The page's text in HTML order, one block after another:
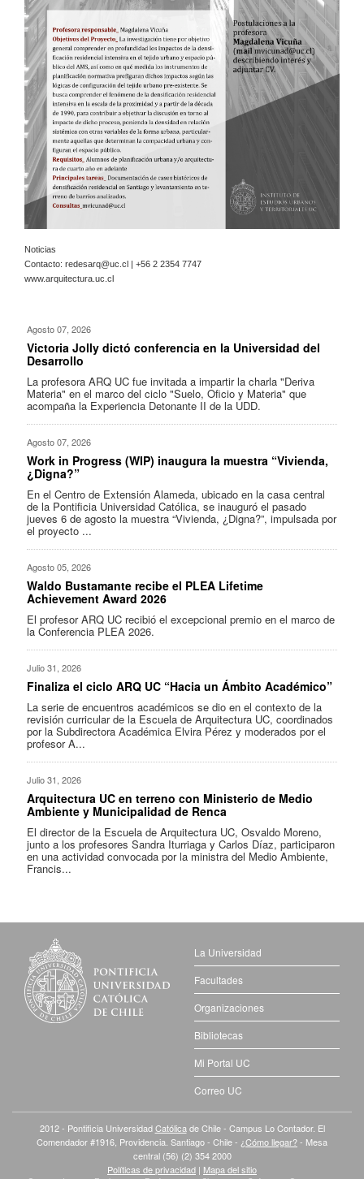
Noticias
Contacto: redesarq@uc.cl
| +56 2 2354 7747
www.arquitectura.uc.cl
Agosto 07, 2026
Victoria Jolly dictó conferencia en la Universidad del
Desarrollo
La profesora ARQ UC fue invitada a impartir la charla "Deriva
Materia" en el marco del ciclo "Suelo, Oficio y Materia" que
acompaña la Experiencia Detonante II de la UDD.
Agosto 07, 2026
Work in Progress (WIP) inaugura la muestra “Vivienda,
¿Digna?”
En el Centro de Extensión Alameda, ubicado en la casa central
de la Pontificia Universidad Católica, se inauguró el pasado
jueves 6 de agosto la muestra “Vivienda, ¿Digna?”, impulsada por
el proyecto ...
Agosto 05, 2026
Waldo Bustamante recibe el PLEA Lifetime
Achievement Award 2026
El profesor ARQ UC recibió el excepcional premio en el marco de
la Conferencia PLEA 2026.
Julio 31, 2026
Finaliza el ciclo ARQ UC “Hacia un Ámbito Académico”
La serie de encuentros académicos se dio en el contexto de la
revisión curricular de la Escuela de Arquitectura UC, coordinados
por la Subdirectora Académica Elvira Pérez y moderados por el
profesor A...
Julio 31, 2026
Arquitectura UC en terreno con Ministerio de Medio
Ambiente y Municipalidad de Renca
El director de la Escuela de Arquitectura UC, Osvaldo Moreno,
junto a los profesores Sandra Iturriaga y Carlos Díaz, participaron
en una actividad convocada por la ministra del Medio Ambiente,
Francis...
La Universidad
Facultades
Organizaciones
Bibliotecas
Mi Portal UC
Correo UC
2012 - Pontificia UniversidadCatólicade Chile - Campus Lo Contador. El
Comendador #1916, Providencia. Santiago - Chile - ¿Cómo llegar?- Mesa
central (56) (2) 354 2000
Políticas de privacidad | Mapa del sitio